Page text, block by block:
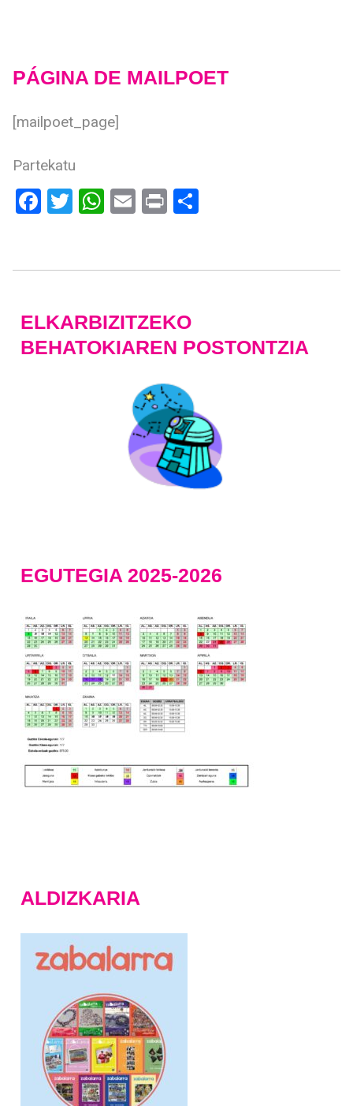
PÁGINA DE MAILPOET
[mailpoet_page]
Partekatu
Facebook
Twitter
WhatsApp
Email
PrintShare
ELKARBIZITZEKO
BEHATOKIAREN POSTONTZIA
EGUTEGIA 2025-2026
ALDIZKARIA